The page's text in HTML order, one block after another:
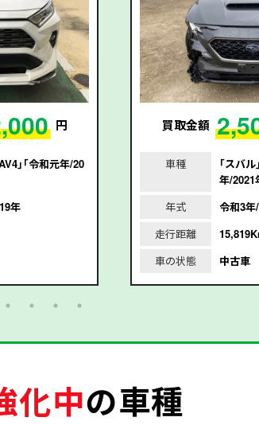
円
｣｢令和元年/20
年
買取金額
車種
｢スバ
年/2021
年式
令和3年
走行距離
車の状態
中古車
化中の車種